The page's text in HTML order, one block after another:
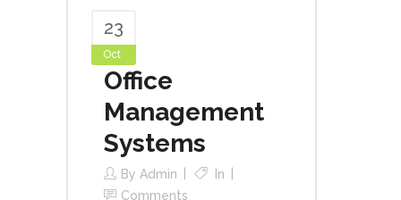
23
Oct
Office
Management
Systems
By Admin
In
Comments